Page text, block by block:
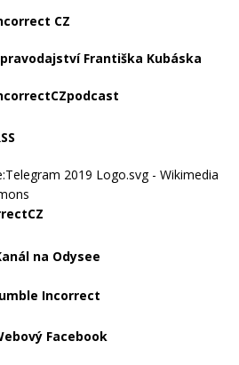
CZ
Františka Kubáska
na Odysee
Incorrect
Facebook